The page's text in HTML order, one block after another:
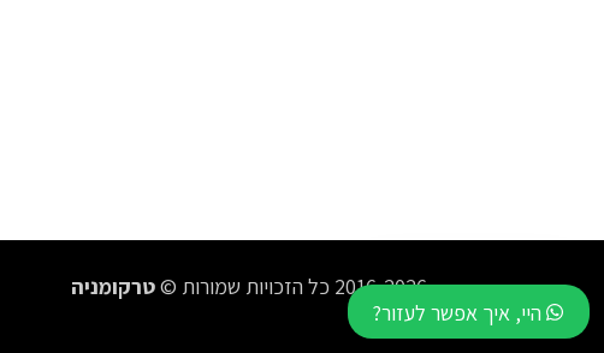
2016-2026 כל הזכויות שמורות ©
טרקומניה
היי, איך אפשר לעזור?